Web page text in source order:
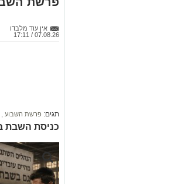
תגים:פרשת השבוע,